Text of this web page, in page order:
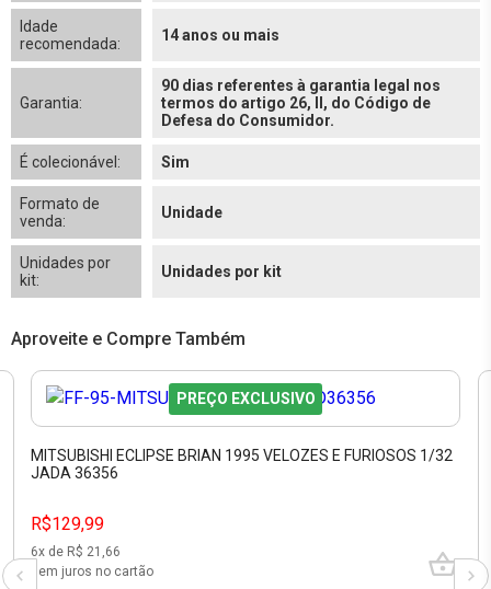
Idade
recomendada:
14 anos ou mais
Garantia:
90 dias referentes à garantia legal nos
termos do artigo 26, II, do Código de
Defesa do Consumidor.
É colecionável: Sim
Formato de
venda:
Unidade
Unidades por
kit:
Unidades por kit
Aproveite e Compre Também
PREÇO EXCLUSIVO
MITSUBISHI ECLIPSE BRIAN 1995 VELOZES E FURIOSOS 1/32
JADA 36356
R$129,99
6x de R$ 21,66
sem juros no cartão